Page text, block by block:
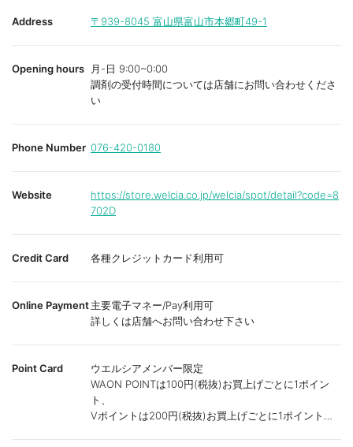
Address 〒939-8045 富山県富山市本郷町49-1
Opening hours
月-日 9:00~0:00
調剤の受付時間については店舗にお問い合わせくださ
い
Phone Number 076-420-0180
Website
https://store.welcia.co.jp/welcia/spot/detail?code=8
702D
Credit Card 各種クレジットカード利用可
Online Payment主要電子マネー/Pay利用可
詳しくは店舗へお問い合わせ下さい
Point Card
ウエルシアメンバー限定
WAON POINTは100円(税抜)お買上げごとに1ポイン
ト、
Vポイントは200円(税抜)お買上げごとに1ポイント進